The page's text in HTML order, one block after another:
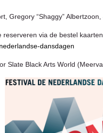
Gregory “Shaggy”
via de bestel
dansdagen
Slate Black Arts World